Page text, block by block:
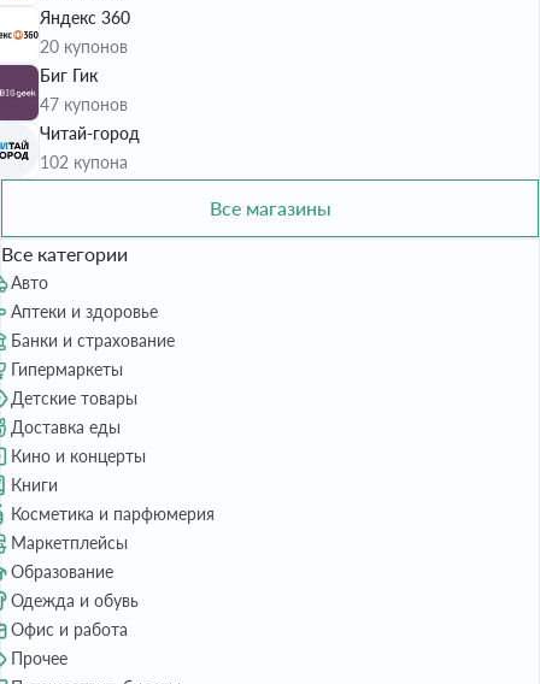
Яндекс 360
20 купонов
Биг Гик
47 купонов
Читай-город
102 купона
Все магазины
Все категории
Авто
Аптеки и здоровье
Банки и страхование
Гипермаркеты
Детские товары
Доставка еды
Кино и концерты
Книги
Косметика и парфюмерия
Маркетплейсы
Образование
Одежда и обувь
Офис и работа
Прочее